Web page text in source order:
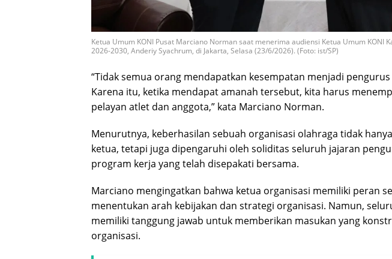
Ketua Umum KONI Pusat Marciano Norman saat menerima audiensi Ketua Umum KONI
2026-2030, Anderiy Syachrum, di Jakarta, Selasa (23/6/2026). (Foto: ist/SP)
“Tidak semua orang mendapatkan kesempatan menjadi
Karena itu, ketika mendapat amanah tersebut, kita harus
pelayan atlet dan anggota,” kata Marciano Norman.
Menurutnya, keberhasilan sebuah organisasi olahraga tidak
ketua, tetapi juga dipengaruhi oleh soliditas seluruh jajaran
program kerja yang telah disepakati bersama.
Marciano mengingatkan bahwa ketua organisasi memiliki peran
menentukan arah kebijakan dan strategi organisasi. Namun,
memiliki tanggung jawab untuk memberikan masukan yang
organisasi.